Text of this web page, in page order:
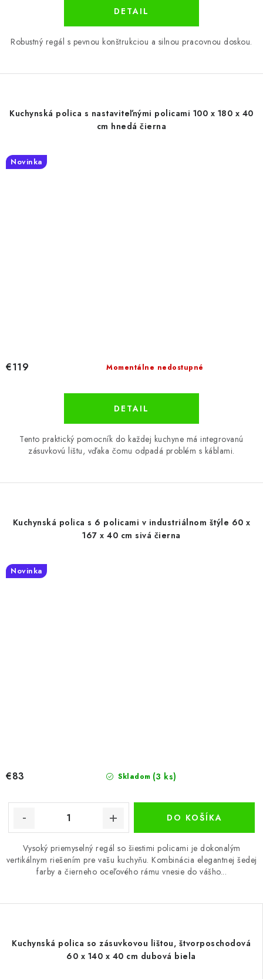
DETAIL
Robustný regál s pevnou konštrukciou a silnou pracovnou doskou.
Kuchynská polica s nastaviteľnými policami 100 x 180 x 40
cm hnedá čierna
Novinka
Momentálne nedostupné
€119
DETAIL
Tento praktický pomocník do každej kuchyne má integrovanú
zásuvkovú lištu, vďaka čomu odpadá problém s káblami.
Kuchynská polica s 6 policami v industriálnom štýle 60 x
167 x 40 cm sivá čierna
Novinka
Skladom (3 ks)
€83
DO KOŠÍKA
Vysoký priemyselný regál so šiestimi policami je dokonalým
vertikálnym riešením pre vašu kuchyňu. Kombinácia elegantnej šedej
farby a čierneho oceľového rámu vnesie do vášho...
Kuchynská polica so zásuvkovou lištou, štvorposchodová
60 x 140 x 40 cm dubová biela